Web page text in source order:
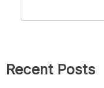
Recent Posts